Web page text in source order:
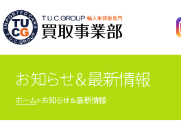
TUCのカンタン査定
査定の注意事項
お知らせ＆最新情報
ホーム お知らせ＆最新情報